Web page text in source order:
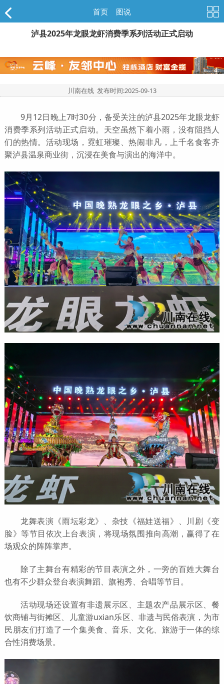
首页 图说
泸县2025年龙眼龙虾消费季系列活动正式启动
川南在线 发布时间:2025-09-13
9月12日晚上7时30分，备受关注的泸县2025年龙眼龙虾
消费季系列活动正式启动。天空虽然下着小雨，没有阻挡人
们的热情。活动现场，霓虹璀璨、热闹非凡，上千名食客齐
聚泸县温泉商业街，沉浸在美食与演出的海洋中。
龙舞表演《雨坛彩龙》、杂技《福娃送福》、川剧《变
脸》等节目依次上台表演，将现场氛围推向高潮，赢得了在
场观众的阵阵掌声。
除了主舞台有精彩的节目表演之外，一旁的百姓大舞台
也有不少群众登台表演舞蹈、旗袍秀、合唱等节目。
活动现场还设置有非遗展示区、主题农产品展示区、餐
饮商铺与街摊区、儿童游uxian乐区、非遗与民俗表演，为市
民朋友们打造了一个集美食、音乐、文化、旅游于一体的综
合性消费场景。